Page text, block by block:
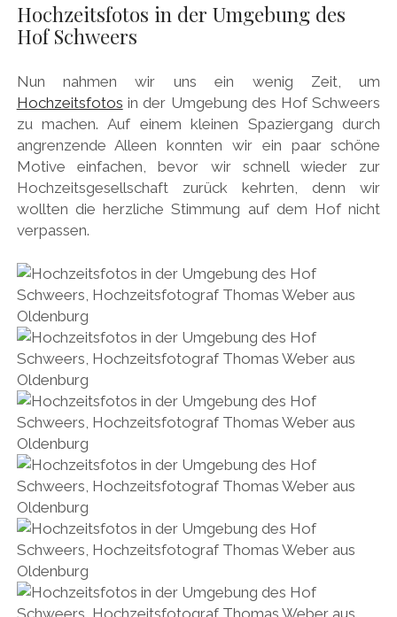
Hochzeitsfotos in der Umgebung des
Hof Schweers
Nun nahmen wir uns ein wenig Zeit, um
Hochzeitsfotos in der Umgebung des Hof Schweers
zu machen. Auf einem kleinen Spaziergang durch
angrenzende Alleen konnten wir ein paar schöne
Motive einfachen, bevor wir schnell wieder zur
Hochzeitsgesellschaft zurück kehrten, denn wir
wollten die herzliche Stimmung auf dem Hof nicht
verpassen.